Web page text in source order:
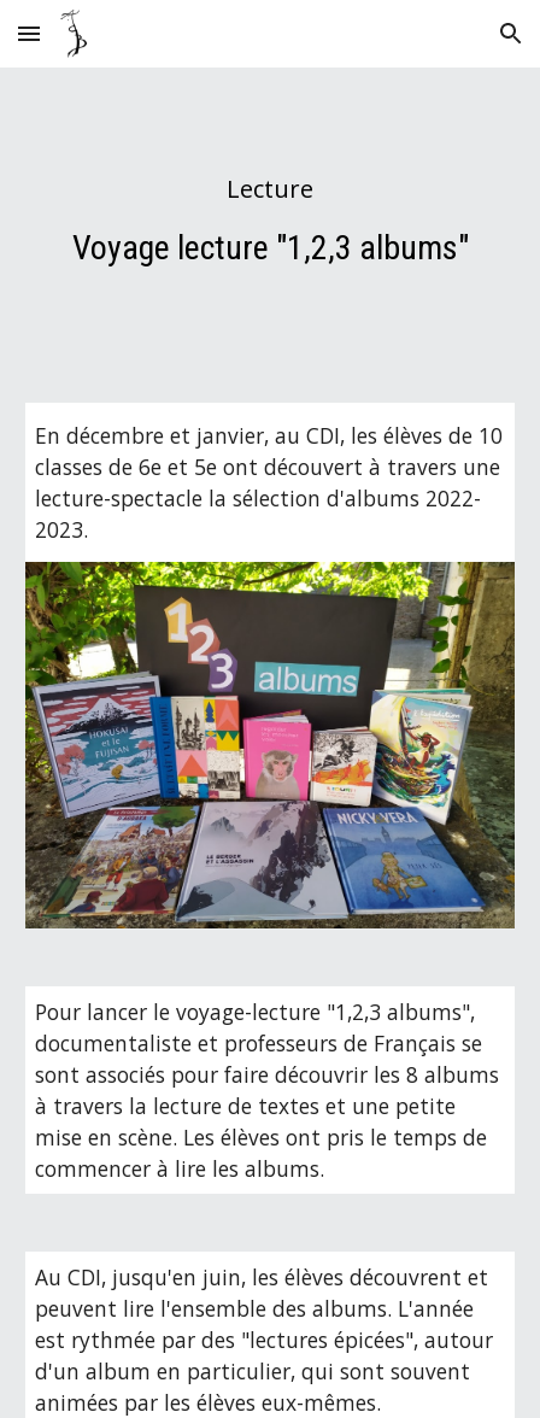
Skip to main content Skip to navigation
Lecture
Voyage lecture "1,2,3 albums"
En décembre et janvier, au CDI, les élèves de 10
classes de 6e et 5e ont découvert à travers une
lecture-spectacle la sélection d'albums 2022-
2023.
Pour lancer le voyage-lecture "1,2,3 albums",
documentaliste et professeurs de Français se
sont associés pour faire découvrir les 8 albums
à travers la lecture de textes et une petite
mise en scène. Les élèves ont pris le temps de
commencer à lire les albums.
Au CDI, jusqu'en juin, les élèvesdécouvrent et
peuvent lire l'ensemble des albums. L'année
est rythmée par des "lectures épicées", autour
d'un album en particulier, qui sont souvent
animées par les élèves eux-mêmes.